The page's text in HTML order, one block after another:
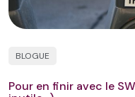
BLOGUE
Pour en finir avec le